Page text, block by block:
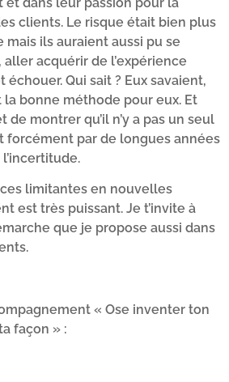
clients. Le risque était bien plus
mais ils auraient aussi pu se
acquérir de l’expérience
Qui sait ? Eux savaient,
la bonne méthode pour eux. Et
montrer qu’il n’y a pas un seul
forcément par de longues années
limitantes en nouvelles
est très puissant. Je t’invite à
que je propose aussi dans
« Ose inventer ton
façon » :